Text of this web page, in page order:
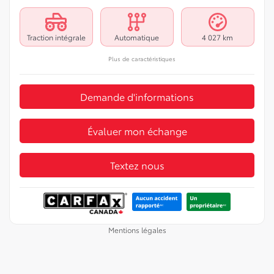
Traction intégrale Automatique 4 027 km
Plus de caractéristiques
Demande d'informations
Évaluer mon échange
Textez nous
Mentions légales